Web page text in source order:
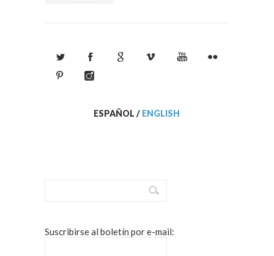
ESPAÑOL / ENGLISH
Suscribirse al boletín por e-mail: